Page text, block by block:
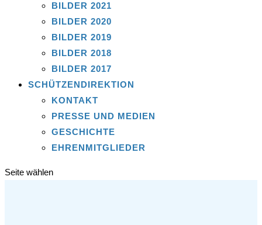
BILDER 2021
BILDER 2020
BILDER 2019
BILDER 2018
BILDER 2017
SCHÜTZENDIREKTION
KONTAKT
PRESSE UND MEDIEN
GESCHICHTE
EHRENMITGLIEDER
Seite wählen